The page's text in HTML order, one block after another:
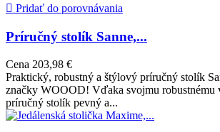
 Pridať do porovnávania
Príručný stolík Sanne,...
Cena 203,98 €
Praktický, robustný a štýlový príručný stolík
značky WOOOD! Vďaka svojmu robustnému
príručný stolík pevný a...